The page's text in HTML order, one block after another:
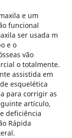
e um
funcional
ser usada m
e o
vão
o totalmente.
assistida em
esquelética
para corrigir as
artículo,
deficiência
Rápida